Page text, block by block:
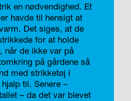
en nødvendighed. Et
havde til hensigt at
Det siges, at de
for at holde
når de ikke var på
på gårdene så
med strikketøj i
til. Senere –
– da det var blevet